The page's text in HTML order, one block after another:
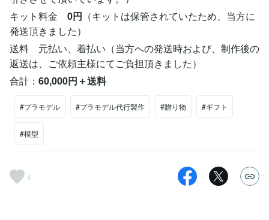
キット料金 0円 （キットは保管されていたため、当方に
発送頂きました）
送料 元払い、着払い（当方への発送時および、制作後の
返送は、ご依頼主様にてご負担頂きました）
合計： 60,000円＋送料
#プラモデル #プラモデル代行製作 #贈り物 #ギフト
#模型
4